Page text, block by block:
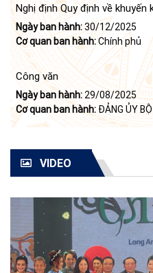
Nghị định Quy định về
Ngày ban hành:30/12/2025
Cơ quan ban hành:Chính phủ
Công văn
Ngày ban hành: 29/08/2025
Cơ quan ban hành: ĐẢNG ỦY
VIDEO